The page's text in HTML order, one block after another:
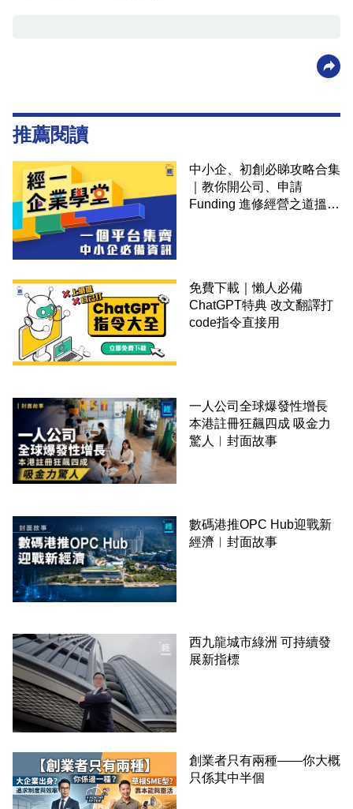
推薦閱讀
中小企、初創必睇攻略合集
｜教你開公司、申請
Funding 進修經營之道搵大
免費下載｜懶人必備
ChatGPT特典 改文翻譯打
code指令直接用
一人公司全球爆發性增長
本港註冊狂飆四成 吸金力
驚人︳封面故事
數碼港推OPC Hub迎戰新
經濟︳封面故事
西九龍城市綠洲 可持續發
展新指標
創業者只有兩種——你大概
只係其中半個